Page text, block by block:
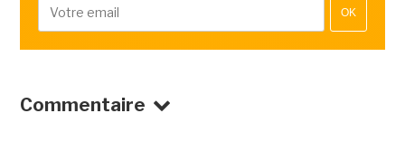
OK
Commentaire